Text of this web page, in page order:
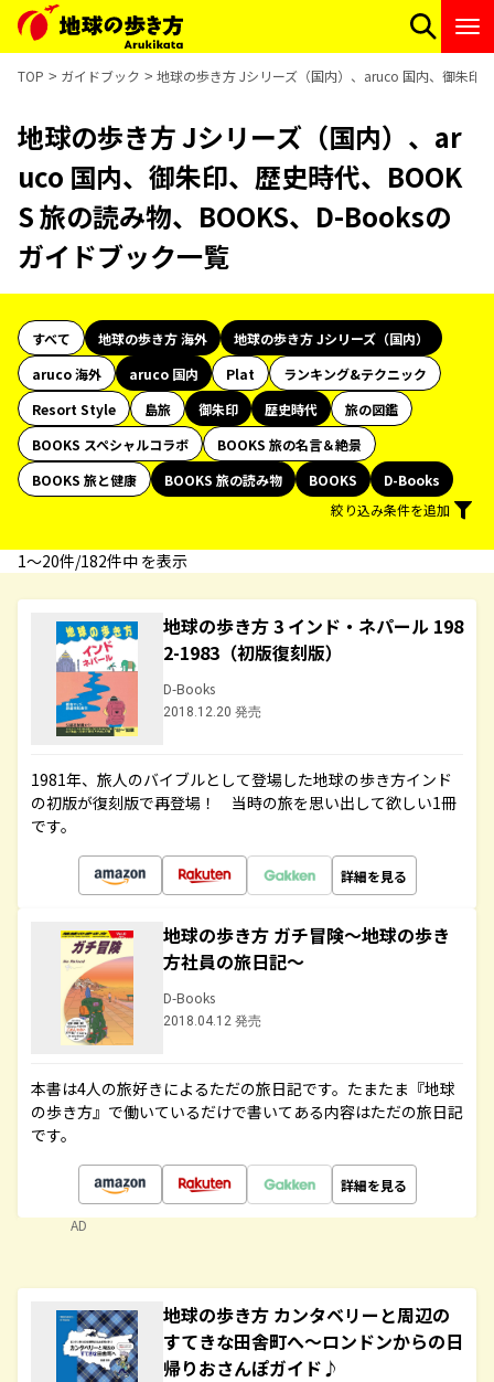
TOP ガイドブック 地球の歩き方 Jシリーズ（国内）、aruco 国内、御朱印
地球の歩き方 Jシリーズ（国内）、ar
uco 国内、御朱印、歴史時代、BOOK
S 旅の読み物、BOOKS、D-Booksの
ガイドブック一覧
すべて 地球の歩き方 海外
地球の歩き方 Jシリーズ（国内）
aruco 海外
aruco 国内 Plat
ランキング&テクニック
Resort Style
島旅 御朱印 歴史時代
旅の図鑑
BOOKS スペシャルコラボ
BOOKS 旅の名言＆絶景
BOOKS 旅と健康
BOOKS 旅の読み物 BOOKS
D-Books
絞り込み条件を追加
1〜20件/182件中 を表示
地球の歩き方 3 インド・ネパール 198
2-1983（初版復刻版）
D-Books
2018.12.20 発売
1981年、旅人のバイブルとして登場した地球の歩き方インド
の初版が復刻版で再登場！ 当時の旅を思い出して欲しい1冊
です。
詳細を見る
地球の歩き方 ガチ冒険～地球の歩き
方社員の旅日記～
D-Books
2018.04.12 発売
本書は4人の旅好きによるただの旅日記です。たまたま『地球
の歩き方』で働いているだけで書いてある内容はただの旅日記
です。
詳細を見る
AD
地球の歩き方 カンタベリーと周辺の
すてきな田舎町へ～ロンドンからの日
帰りおさんぽガイド♪